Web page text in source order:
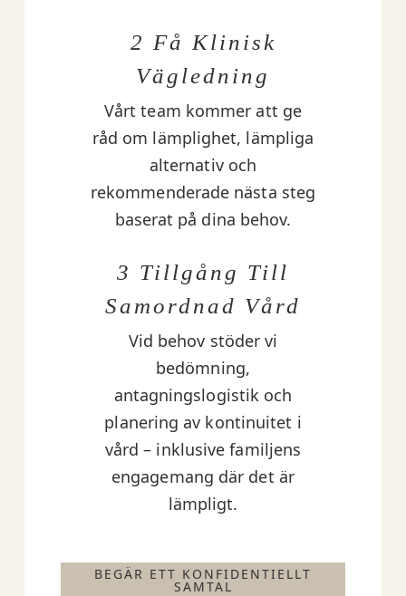
2 Få Klinisk
Vägledning
Vårt team kommer att ge
råd om lämplighet, lämpliga
alternativ och
rekommenderade nästa steg
baserat på dina behov.
3 Tillgång Till
Samordnad Vård
Vid behov stöder vi
bedömning,
antagningslogistik och
planering av kontinuitet i
vård – inklusive familjens
engagemang där det är
lämpligt.
BEGÄR ETT KONFIDENTIELLT
SAMTAL